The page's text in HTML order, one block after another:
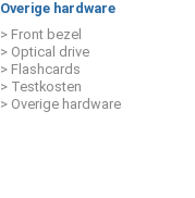
Overige hardware
> Front bezel
> Optical drive
> Flashcards
> Testkosten
> Overige hardware